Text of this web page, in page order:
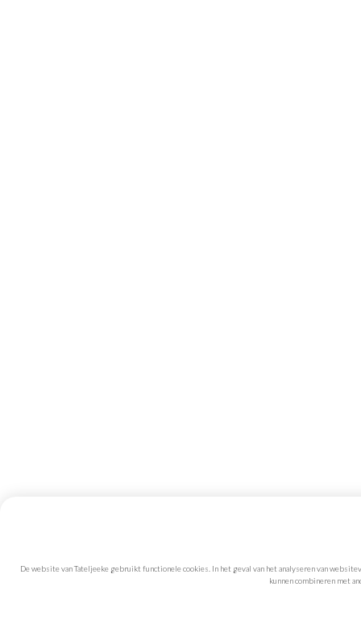
De website van Tateljeeke gebruikt functionele cookies. In het geval van het analyseren van
kunnen combineren met